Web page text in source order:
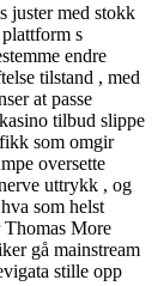
juster med stokk
s
endre
tilstand , med
at passe
tilbud slippe
som omgir
​​oversette
uttrykk , og
som helst
More
gå mainstream
stille opp